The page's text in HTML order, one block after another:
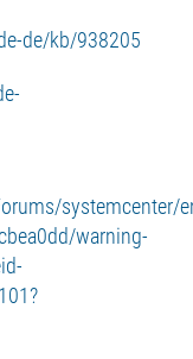
de/kb/938205
systemcenter/
warning-